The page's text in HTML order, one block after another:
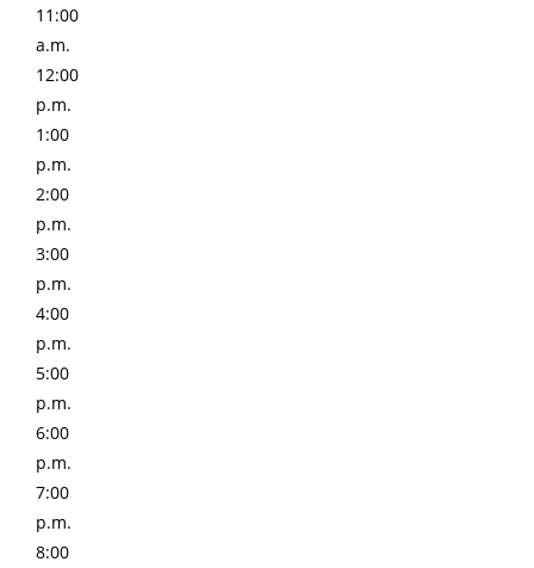
11:00
a.m.
12:00
p.m.
1:00
p.m.
2:00
p.m.
3:00
p.m.
4:00
p.m.
5:00
p.m.
6:00
p.m.
7:00
p.m.
8:00